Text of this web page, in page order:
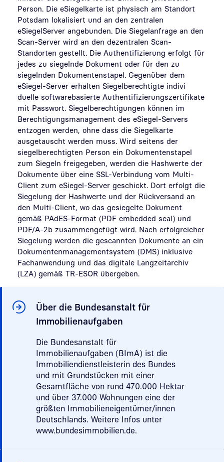
Person. Die eSiegelkarte ist physisch am Standort
Potsdam lokalisiert und an den zentralen
eSiegelServer angebunden. Die Siegelanfrage an den
Scan-Server wird an den dezentralen Scan-
Standorten gestellt. Die Authentifizierung erfolgt für
jedes zu siegelnde Dokument oder für den zu
siegelnden Dokumentenstapel. Gegenüber dem
eSiegel-Server erhalten Siegelberechtigte indivi
duelle softwarebasierte Authentifizierungszertifikate
mit Passwort. Siegelberechtigungen können im
Berechtigungsmanagement des eSiegel-Servers
entzogen werden, ohne dass die Siegelkarte
ausgetauscht werden muss. Wird seitens der
siegelberechtigten Person ein Dokumentenstapel
zum Siegeln freigegeben, werden die Hashwerte der
Dokumente über eine SSL-Verbindung vom Multi-
Client zum eSiegel-Server geschickt. Dort erfolgt die
Siegelung der Hashwerte und der Rückversand an
den Multi-Client, wo das gesiegelte Dokument
gemäß PAdES-Format (PDF embedded seal) und
PDF/A-2b zusammengefügt wird. Nach erfolgreicher
Siegelung werden die gescannten Dokumente an ein
Dokumentenmanagementsystem (DMS) inklusive
Fachanwendung und das digitale Langzeitarchiv
(LZA) gemäß TR-ESOR übergeben.
Über die Bundesanstalt für
Immobilienaufgaben
Die Bundesanstalt für
Immobilienaufgaben (BImA) ist die
Immobiliendienstleisterin des Bundes
und mit Grundstücken mit einer
Gesamtfläche von rund 470.000 Hektar
und über 37.000 Wohnungen eine der
größten Immobilieneigentümer/innen
Deutschlands. Weitere Infos unter
www.bundesimmobilien.de.